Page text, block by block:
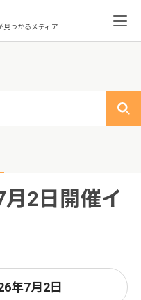
見つかるメディア
2日開催イ
年7月2日